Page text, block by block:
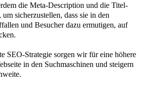
die Meta-Description und die Titel-
sicherzustellen, dass sie in den
und Besucher dazu ermutigen, auf
SEO-Strategie sorgen wir für eine höhere
in den Suchmaschinen und steigern